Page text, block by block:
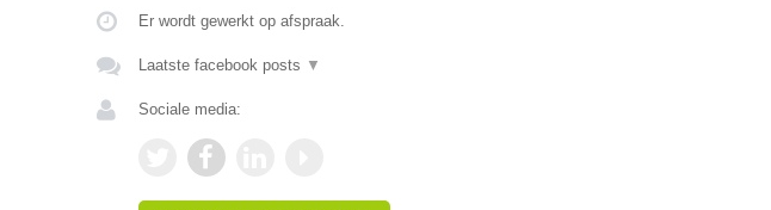
Er wordt gewerkt op afspraak.
Laatste facebook posts ▼
Sociale media: